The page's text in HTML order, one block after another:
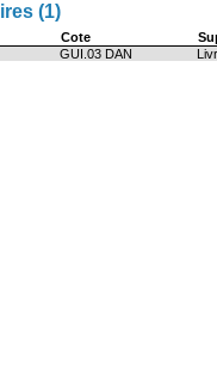
(1)
Cote
GUI.03 DAN